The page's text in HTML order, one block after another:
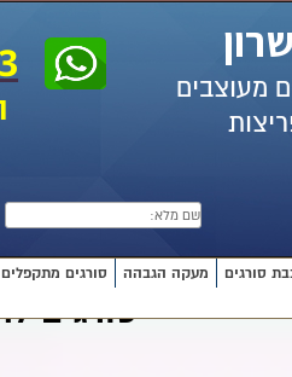
סורגים מעקה הגבהה סורגים מתקפלים
מעוצבים
סורגים